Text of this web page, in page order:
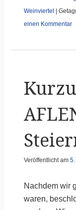
Weinviertel
einen Kommentar
Veröffentlicht am
Nachdem wir
waren,